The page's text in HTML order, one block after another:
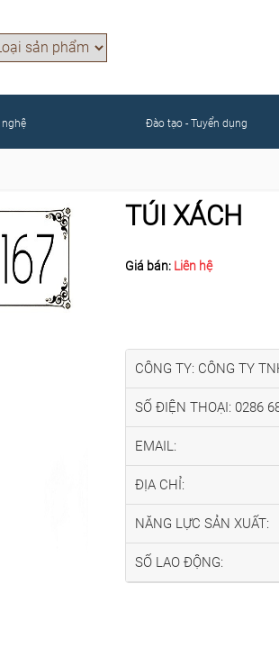
nghệ Đào tạo - Tuyển dụng
TÚI XÁCH
Giá bán: Liên hệ
CÔNG TY: CÔNG TY
SỐ ĐIỆN THOẠI: 0286
EMAIL:
ĐỊA CHỈ:
NĂNG LỰC SẢN XUẤT:
SỐ LAO ĐỘNG: